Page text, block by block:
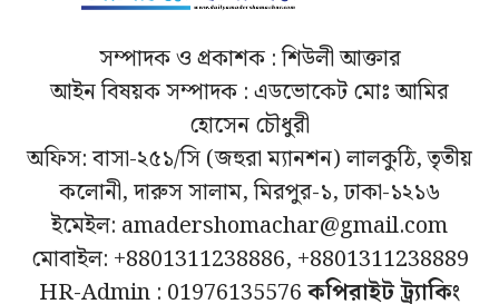
সম্পাদক ও প্রকাশক : শিউলী আক্তার
আইন বিষয়ক সম্পাদক : এডভোকেট মোঃ আমির
হোসেন চৌধুরী
অফিস: বাসা-২৫১/সি (জহুরা ম্যানশন) লালকুঠি, তৃতীয়
কলোনী, দারুস সালাম, মিরপুর-১, ঢাকা-১২১৬
ইমেইল: amadershomachar@gmail.com
মোবাইল: +8801311238886, +8801311238889
HR-Admin : 01976135576কপিরাইট ট্র্যাকিং